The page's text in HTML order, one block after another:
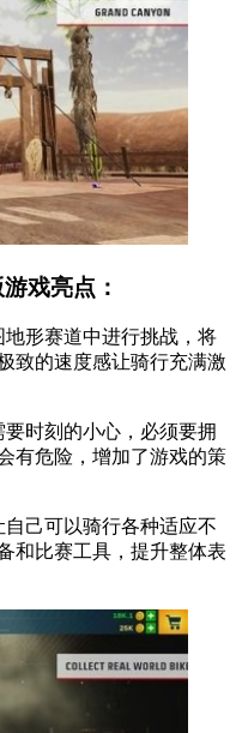
戏亮点：
形赛道中进行挑战，将
致的速度感让骑行充满激
时刻的小心，必须要拥
有危险，增加了游戏的策
己可以骑行各种适应不
和比赛工具，提升整体表